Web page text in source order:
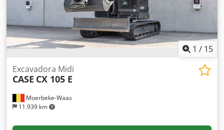
1 / 15
Moerbeke-Waas
11.939 km
Excavadora Midi
CASE CX 105 E